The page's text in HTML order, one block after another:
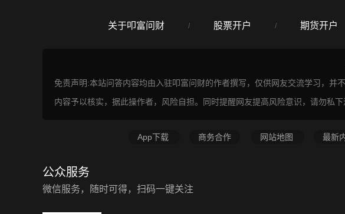
关于叩富问财 / 股票开户 / 期货开户
免责声明:本站问答内容均由入驻叩富问财的作者撰写，仅供网友交流学习，
内容予以核实，据此操作者，风险自担。同时提醒网友提高风险意识，请勿私下
App下载 商务合作 网站地图 最新
公众服务
微信服务，随时可得，扫码一键关注